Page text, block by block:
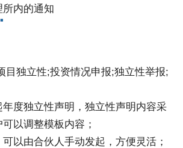
内的通知
目独立性;投资情况申报;独立性举报;
度独立性声明，独立性声明内容采
以调整模板内容；
以由合伙人手动发起，方便灵活；